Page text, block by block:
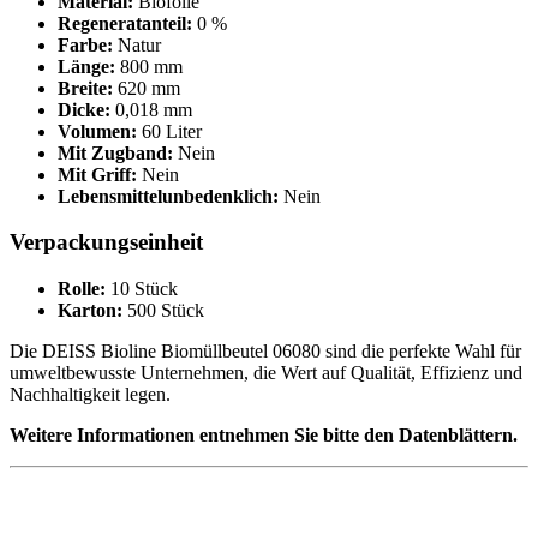
Regeneratanteil: 0 %
Farbe: Natur
Länge: 800 mm
Breite: 620 mm
Dicke: 0,018 mm
Volumen: 60 Liter
Mit Zugband: Nein
Mit Griff: Nein
Lebensmittelunbedenklich: Nein
Verpackungseinheit
Rolle: 10 Stück
Karton: 500 Stück
Die DEISS Bioline Biomüllbeutel 06080 sind die perfekte Wahl für
umweltbewusste Unternehmen, die Wert auf Qualität, Effizienz und
Nachhaltigkeit legen.
Weitere Informationen entnehmen Sie bitte den Datenblättern.